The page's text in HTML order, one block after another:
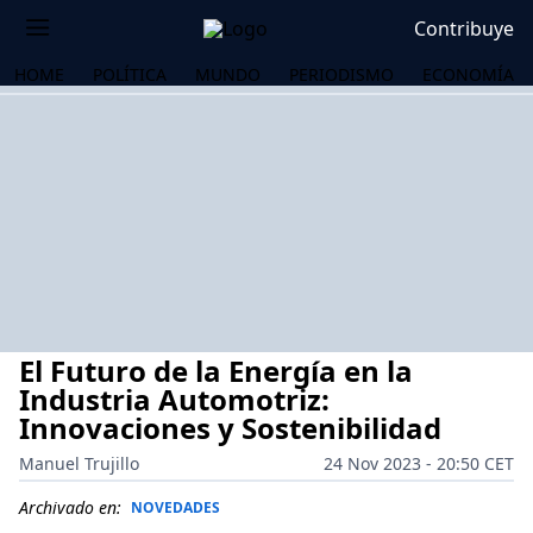
Contribuye
HOME POLÍTICA MUNDO PERIODISMO ECONOMÍA
El Futuro de la Energía en la
Industria Automotriz:
Innovaciones y Sostenibilidad
Manuel Trujillo
24 Nov 2023 - 20:50 CET
Archivado en: NOVEDADES